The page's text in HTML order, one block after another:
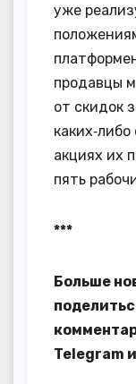
уже
продавцы
от скидок
акциях их
пять
***
Больше
Telegram и